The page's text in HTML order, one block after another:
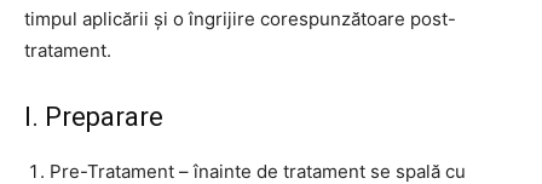
timpul aplicării și o îngrijire corespunzătoare post-
tratament.
I. Preparare
Pre-Tratament – înainte de tratament se spală cu